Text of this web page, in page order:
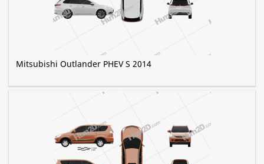
Mitsubishi Outlander PHEV S 2014